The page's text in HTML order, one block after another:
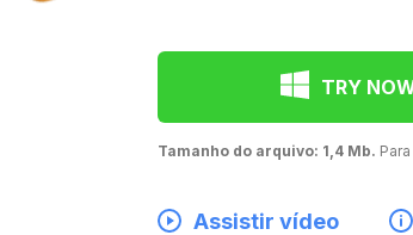
TRY
Tamanho do arquivo: 1,4 Mb.
Assistir vídeo